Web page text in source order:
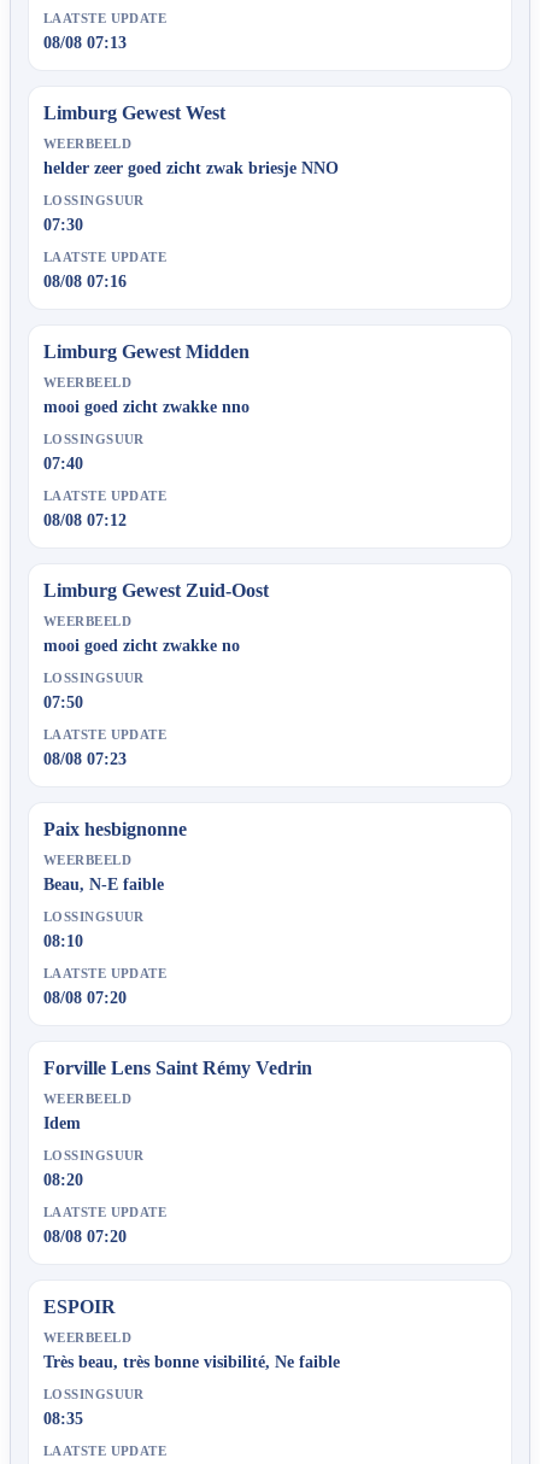
LAATSTE UPDATE
08/08 07:13
Limburg Gewest West
WEERBEELD
helder zeer goed zicht zwak briesje NNO
LOSSINGSUUR
07:30
LAATSTE UPDATE
08/08 07:16
Limburg Gewest Midden
WEERBEELD
mooi goed zicht zwakke nno
LOSSINGSUUR
07:40
LAATSTE UPDATE
08/08 07:12
Limburg Gewest Zuid-Oost
WEERBEELD
mooi goed zicht zwakke no
LOSSINGSUUR
07:50
LAATSTE UPDATE
08/08 07:23
Paix hesbignonne
WEERBEELD
Beau, N-E faible
LOSSINGSUUR
08:10
LAATSTE UPDATE
08/08 07:20
Forville Lens Saint Rémy Vedrin
WEERBEELD
Idem
LOSSINGSUUR
08:20
LAATSTE UPDATE
08/08 07:20
ESPOIR
WEERBEELD
Très beau, très bonne visibilité, Ne faible
LOSSINGSUUR
08:35
LAATSTE UPDATE